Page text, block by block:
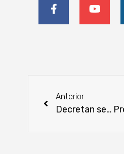
Anterior
Decretan seis meses de emergencia sanitaria por influenza aviar